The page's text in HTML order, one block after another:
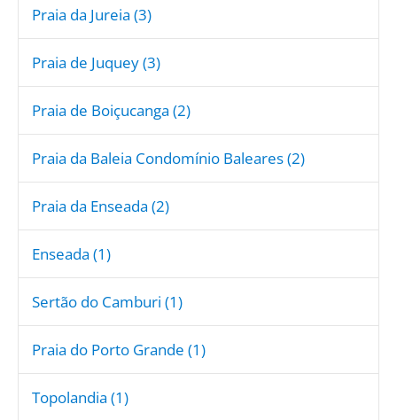
Praia da Jureia (3)
Praia de Juquey (3)
Praia de Boiçucanga (2)
Praia da Baleia Condomínio Baleares (2)
Praia da Enseada (2)
Enseada (1)
Sertão do Camburi (1)
Praia do Porto Grande (1)
Topolandia (1)